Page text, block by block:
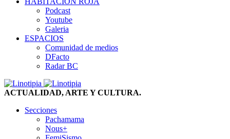
Podcast
Youtube
Galeria
ESPACIOS
Comunidad de medios
DFacto
Radar BC
ACTUALIDAD, ARTE Y CULTURA.
Secciones
Pachamama
Nous+